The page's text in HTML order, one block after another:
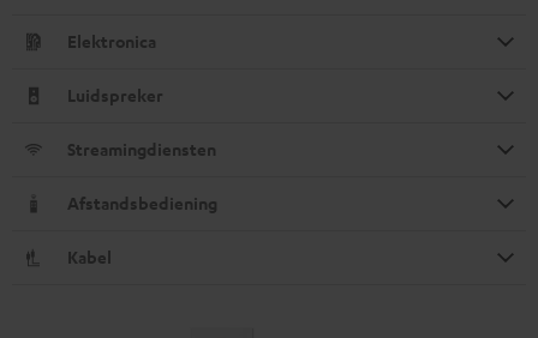
Elektronica
Luidspreker
Streamingdiensten
Afstandsbediening
Kabel